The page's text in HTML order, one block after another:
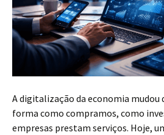
A digitalização da economia mudou
forma como compramos, como
empresas prestam serviços. Hoje,